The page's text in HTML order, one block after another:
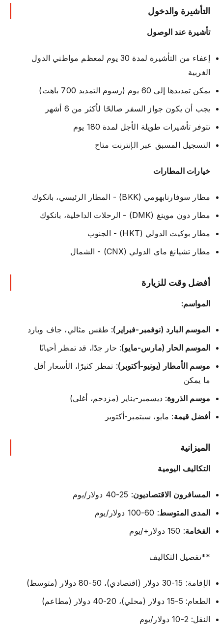
التأشيرة والدخول
تأشيرة عند الوصول
إعفاء من التأشيرة لمدة 30 يوم لمعظم مواطني الدول
الغربية
يمكن تمديدها إلى 60 يوم (رسوم التمديد 700 باهت)
يجب أن يكون جواز السفر صالحًا لأكثر من 6 أشهر
تتوفر تأشيرات طويلة الأجل لمدة 180 يوم
التسجيل المسبق عبر الإنترنت متاح
خيارات المطارات
مطار سوفارنابهومي (BKK) - المطار الرئيسي، بانكوك
مطار دون موينغ (DMK) - الرحلات الداخلية، بانكوك
مطار بوكيت الدولي (HKT) - الجنوب
مطار تشيانغ ماي الدولي (CNX) - الشمال
أفضل وقت للزيارة
المواسم:
الموسم البارد (نوفمبر-فبراير): طقس مثالي، جاف وبارد
الموسم الحار (مارس-مايو): حار جدًا، قد تمطر أحيانًا
موسم الأمطار (يونيو-أكتوبر): تمطر كثيرًا، الأسعار أقل
ما يمكن
موسم الذروة: ديسمبر-يناير (مزدحم، أغلى)
أفضل قيمة: مايو، سبتمبر-أكتوبر
الميزانية
التكاليف اليومية
المسافرون الاقتصاديون: 25-40 دولار/يوم
المدى المتوسط: 60-100 دولار/يوم
الفخامة: 150 دولار+/يوم
**تفصيل التكاليف
الإقامة: 15-30 دولار (اقتصادي)، 50-80 دولار (متوسط)
الطعام: 5-15 دولار (محلي)، 20-40 دولار (مطاعم)
النقل: 2-10 دولار/يوم